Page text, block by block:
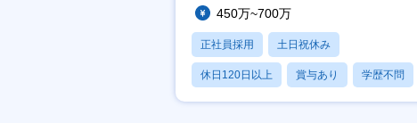
450万~700万
正社員採用 土日祝休み
休日120日以上 賞与あり 学歴不問